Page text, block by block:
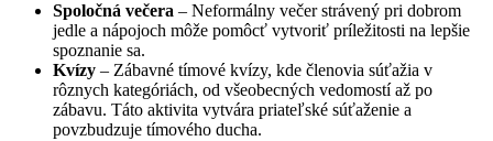
Spoločná večera – Neformálny večer strávený pri dobrom
jedle a nápojoch môže pomôcť vytvoriť príležitosti na lepšie
spoznanie sa.
Kvízy – Zábavné tímové kvízy, kde členovia súťažia v
rôznych kategóriách, od všeobecných vedomostí až po
zábavu. Táto aktivita vytvára priateľské súťaženie a
povzbudzuje tímového ducha.